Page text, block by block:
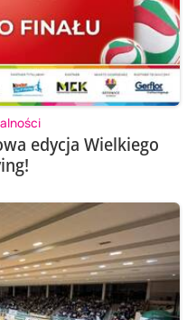
edycja Wielkiego